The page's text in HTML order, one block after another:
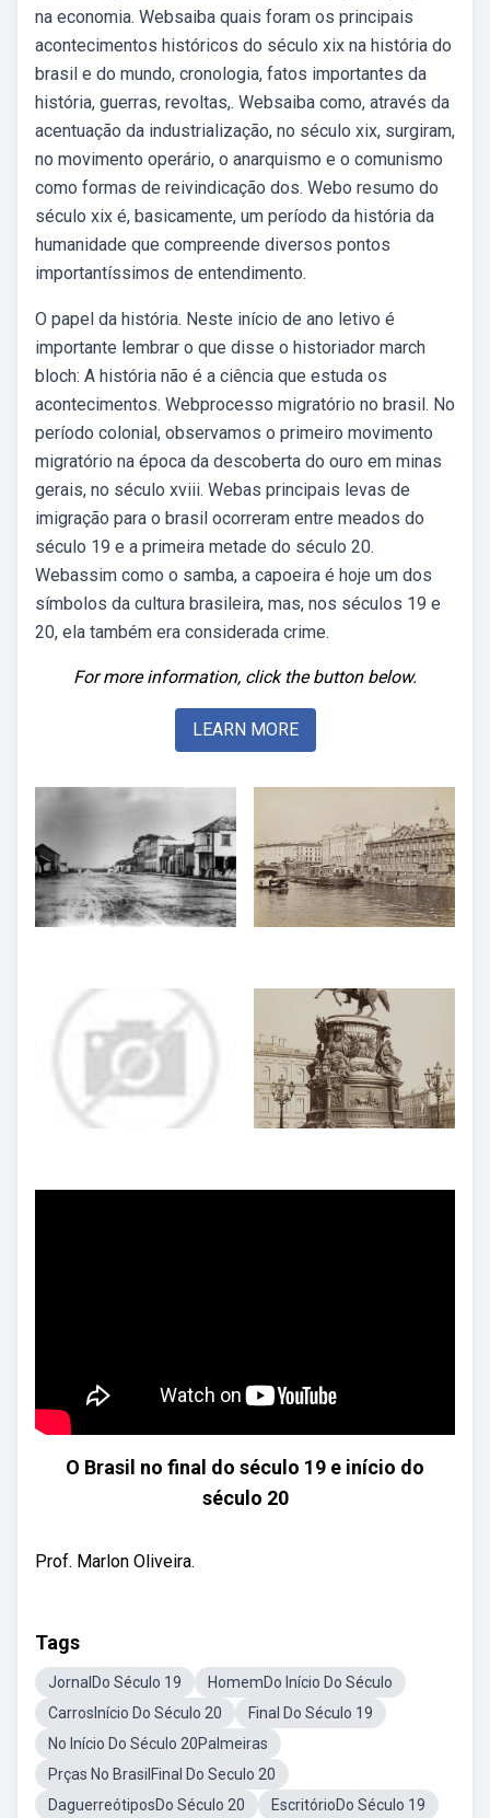
na economia. Websaiba quais foram os principais
acontecimentos históricos do século xix na história do
brasil e do mundo, cronologia, fatos importantes da
história, guerras, revoltas,. Websaiba como, através da
acentuação da industrialização, no século xix, surgiram,
no movimento operário, o anarquismo e o comunismo
como formas de reivindicação dos. Webo resumo do
século xix é, basicamente, um período da história da
humanidade que compreende diversos pontos
importantíssimos de entendimento.
O papel da história. Neste início de ano letivo é
importante lembrar o que disse o historiador march
bloch: A história não é a ciência que estuda os
acontecimentos. Webprocesso migratório no brasil. No
período colonial, observamos o primeiro movimento
migratório na época da descoberta do ouro em minas
gerais, no século xviii. Webas principais levas de
imigração para o brasil ocorreram entre meados do
século 19 e a primeira metade do século 20.
Webassim como o samba, a capoeira é hoje um dos
símbolos da cultura brasileira, mas, nos séculos 19 e
20, ela também era considerada crime.
For more information, click the button below.
LEARN MORE
O Brasil no final do século 19 e início do
século 20
Prof. Marlon Oliveira.
Tags
JornalDo Século 19
HomemDo Início Do Século
CarrosInício Do Século 20
Final Do Século 19
No Início Do Século 20Palmeiras
Prças No BrasilFinal Do Seculo 20
DaguerreótiposDo Século 20
EscritórioDo Século 19